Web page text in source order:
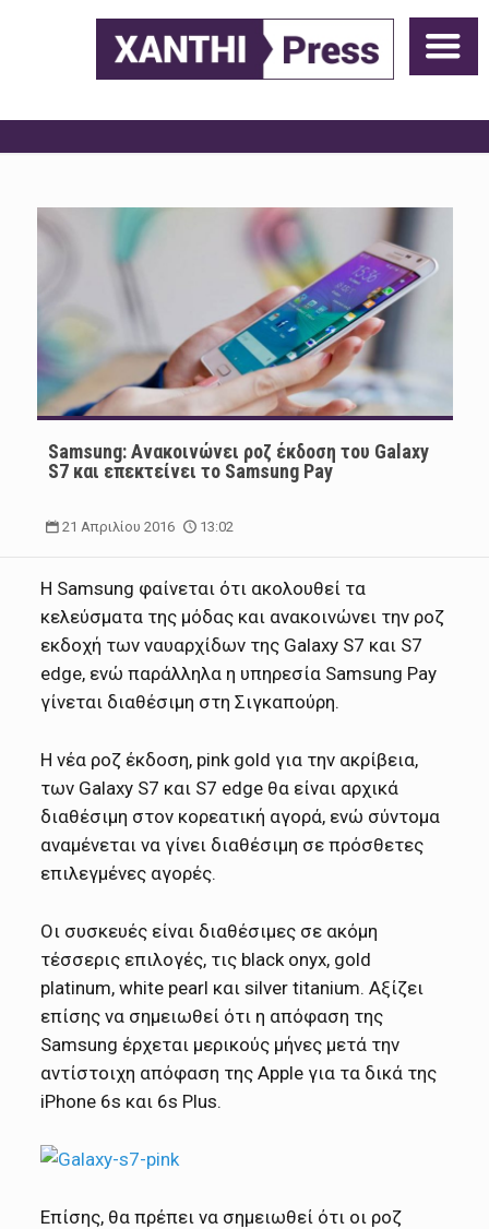
Samsung: Ανακοινώνει ροζ έκδοση του Galaxy
S7 και επεκτείνει το Samsung Pay
21 Απριλίου 2016 13:02
Η Samsung φαίνεται ότι ακολουθεί τα
κελεύσματα της μόδας και ανακοινώνει την ροζ
εκδοχή των ναυαρχίδων της Galaxy S7 και S7
edge, ενώ παράλληλα η υπηρεσία Samsung Pay
γίνεται διαθέσιμη στη Σιγκαπούρη.
Η νέα ροζ έκδοση, pink gold για την ακρίβεια,
των Galaxy S7 και S7 edge θα είναι αρχικά
διαθέσιμη στον κορεατική αγορά, ενώ σύντομα
αναμένεται να γίνει διαθέσιμη σε πρόσθετες
επιλεγμένες αγορές.
Οι συσκευές είναι διαθέσιμες σε ακόμη
τέσσερις επιλογές, τις black onyx, gold
platinum, white pearl και silver titanium. Αξίζει
επίσης να σημειωθεί ότι η απόφαση της
Samsung έρχεται μερικούς μήνες μετά την
αντίστοιχη απόφαση της Apple για τα δικά της
iPhone 6s και 6s Plus.
Επίσης, θα πρέπει να σημειωθεί ότι οι ροζ